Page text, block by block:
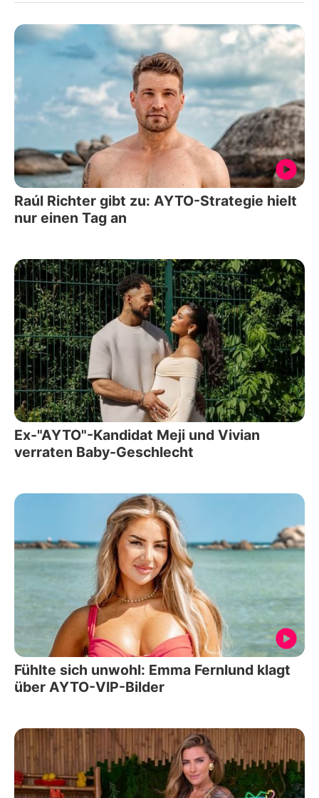
Raúl Richter gibt zu: AYTO-Strategie hielt
nur einen Tag an
Ex-"AYTO"-Kandidat Meji und Vivian
verraten Baby-Geschlecht
Fühlte sich unwohl: Emma Fernlund klagt
über AYTO-VIP-Bilder